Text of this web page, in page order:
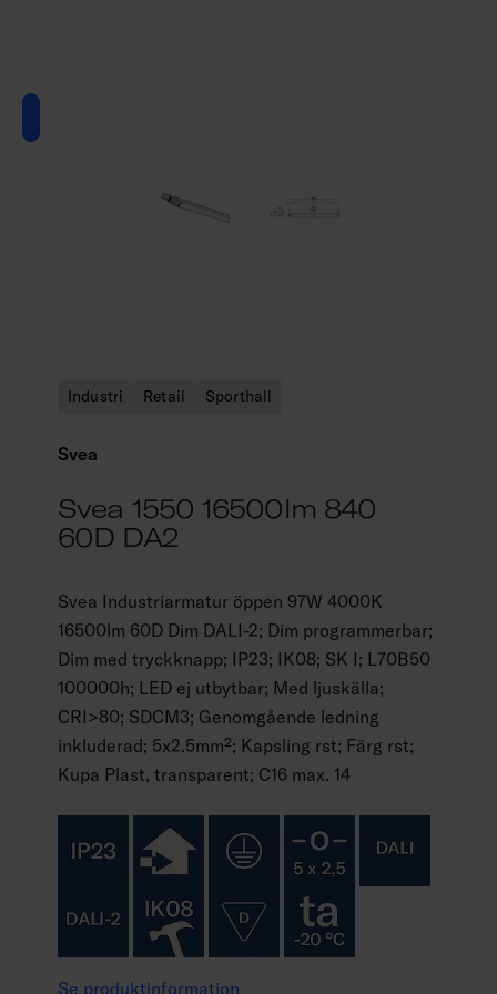
Industri Retail Sporthall
Svea
Svea 1550 16500lm 840
60D DA2
Svea Industriarmatur öppen 97W 4000K
16500lm 60D Dim DALI-2; Dim programmerbar;
Dim med tryckknapp; IP23; IK08; SK I; L70B50
100000h; LED ej utbytbar; Med ljuskälla;
CRI>80; SDCM3; Genomgående ledning
inkluderad; 5x2.5mm²; Kapsling rst; Färg rst;
Kupa Plast, transparent; C16 max. 14
Se produktinformation